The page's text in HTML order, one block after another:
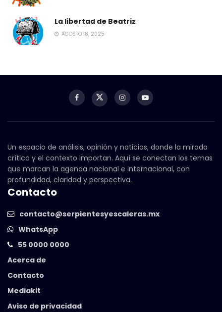
La libertad de Beatriz
AGOSTO 18, 2025
Un espacio de análisis, opinión y noticias, donde la mirada
crítica y el contexto importan. Aquí se conectan los temas
que marcan la agenda nacional e internacional, con
profundidad, claridad y perspectiva.
Contacto
contacto@serpientesyescaleras.mx
WhatsApp
55 0000 0000
Acerca de
Contacto
Mediakit
Aviso de privacidad